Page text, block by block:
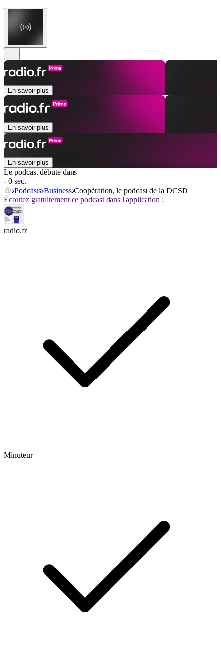
En savoir plus
En savoir plus
En savoir plus
Le podcast débute dans
- 0 sec.
Podcasts Business Coopération, le podcast de la DCSD
Écoutez gratuitement ce podcast dans l'application :
radio.fr
Minuteur